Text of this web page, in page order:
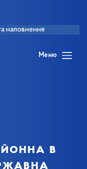
наповнення
Меню
в